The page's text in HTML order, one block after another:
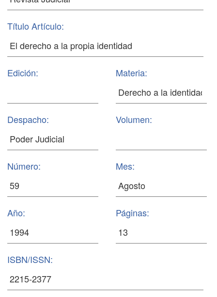
Título Artículo:
Edición: Materia:
Despacho: Volumen:
Número: Mes:
Año: Páginas:
ISBN/ISSN: